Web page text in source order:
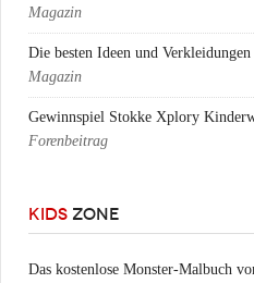
Magazin
Die besten Ideen und
Magazin
Gewinnspiel Stokke Xplory
Forenbeitrag
KIDS ZONE
Das kostenlose Monster-Malbuch